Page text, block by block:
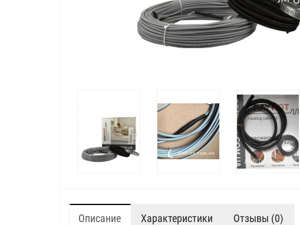
Описание Характеристики Отзывы (0)